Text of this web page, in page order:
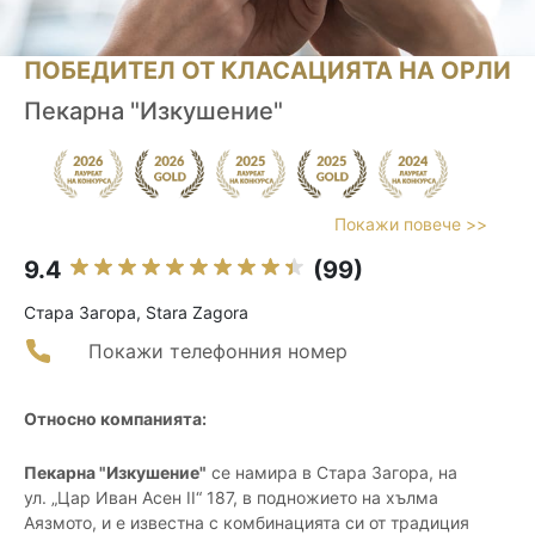
ПОБЕДИТЕЛ ОТ КЛАСАЦИЯТА НА ОРЛИ
Пекарна "Изкушение"
Покажи повече >>
9.4 (99)
Стара Загора, Stara Zagora
Покажи телефонния номер
Относно компанията:
Пекарна "Изкушение" се намира в Стара Загора, на
ул. „Цар Иван Асен II“ 187, в подножието на хълма
Аязмото, и е известна с комбинацията си от традиция